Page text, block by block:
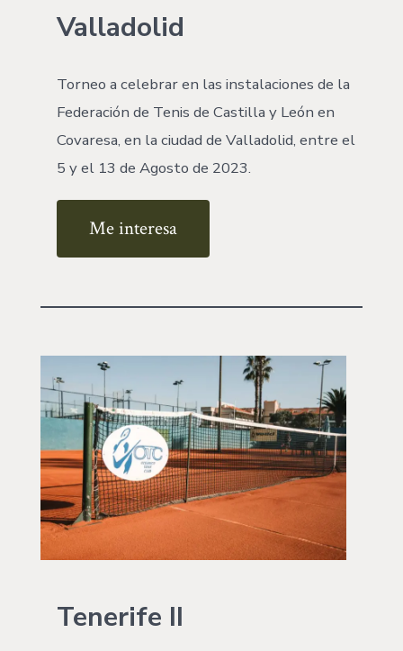
Valladolid
Torneo a celebrar en las instalaciones de la
Federación de Tenis de Castilla y León en
Covaresa, en la ciudad de Valladolid, entre el
5 y el 13 de Agosto de 2023.
Me interesa
Tenerife II